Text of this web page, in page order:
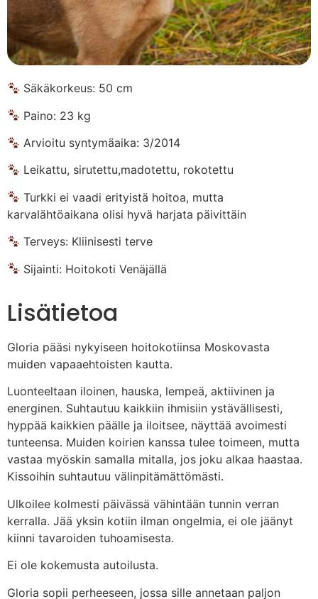
Säkäkorkeus: 50 cm
Paino: 23 kg
Arvioitu syntymäaika: 3/2014
Leikattu, sirutettu,madotettu, rokotettu
Turkki ei vaadi erityistä hoitoa, mutta
karvalähtöaikana olisi hyvä harjata päivittäin
Terveys: Kliinisesti terve
Sijainti: Hoitokoti Venäjällä
Lisätietoa
Gloria pääsi nykyiseen hoitokotiinsa Moskovasta
muiden vapaaehtoisten kautta.
Luonteeltaan iloinen, hauska, lempeä, aktiivinen ja
energinen. Suhtautuu kaikkiin ihmisiin ystävällisesti,
hyppää kaikkien päälle ja iloitsee, näyttää avoimesti
tunteensa. Muiden koirien kanssa tulee toimeen, mutta
vastaa myöskin samalla mitalla, jos joku alkaa haastaa.
Kissoihin suhtautuu välinpitämättömästi.
Ulkoilee kolmesti päivässä vähintään tunnin verran
kerralla. Jää yksin kotiin ilman ongelmia, ei ole jäänyt
kiinni tavaroiden tuhoamisesta.
Ei ole kokemusta autoilusta.
Gloria sopii perheeseen, jossa sille annetaan paljon